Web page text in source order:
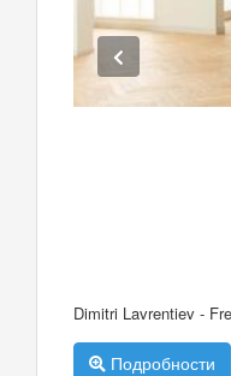
Dimitri Lavrentiev -
Подробности